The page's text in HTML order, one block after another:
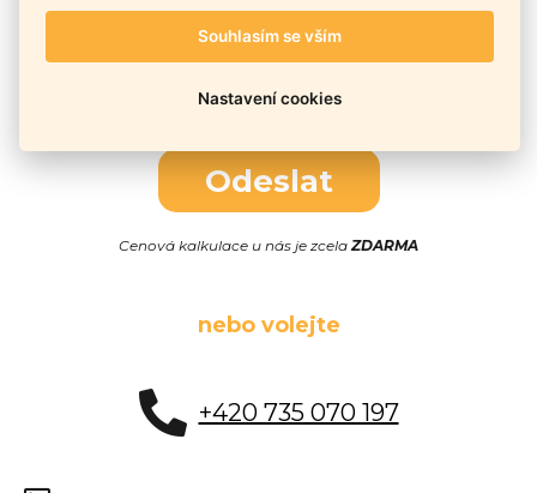
Telefon / Email
Odeslat
Cenová kalkulace u nás je zcelaZDARMA
nebo volejte
+420 735 070 197
Souhlasím se vším
Nastavení cookies